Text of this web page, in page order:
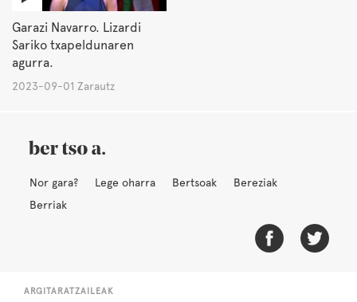
Garazi Navarro. Lizardi
Sariko txapeldunaren
agurra.
2023-09-01 Zarautz
Nor gara? Lege oharra Bertsoak
Bereziak
Berriak
ARGITARATZAILEAK